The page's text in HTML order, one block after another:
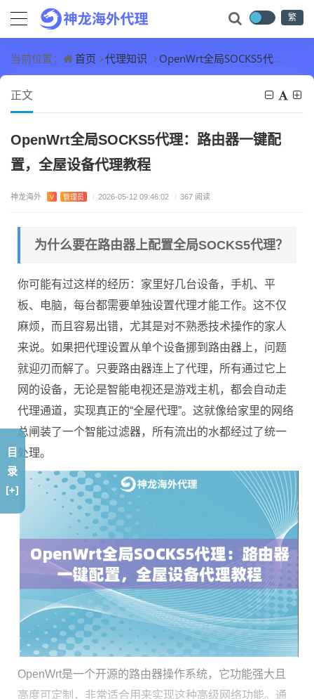
繁
当前位置： 首页 代理知识 OpenWrt全局SOCKS5代理：路由器一键配置，全屋设备代理教程
正文
OpenWrt全局SOCKS5代理：路由器一键配
置，全屋设备代理教程
神龙海外 V 管理员 / 2026-05-12 09:46:02 / 367 阅读
为什么要在路由器上配置全局SOCKS5代理？
你可能有过这样的经历：家里好几台设备，手机、平
板、电脑，每台都需要单独设置代理才能工作。这不仅
麻烦，而且容易出错，尤其是对不熟悉技术操作的家人
来说。如果把代理设置从单个设备挪到路由器上，问题
就迎刃而解了。只要路由器连上了代理，所有通过它上
网的设备，无论是智能电视还是游戏主机，都会自动走
代理通道，实现真正的“全屋代理”。这就像给家里的网络
总闸装了一个智能过滤器，所有流出的水都经过了统一
处理。
OpenWrt是一个开源的路由器操作系统，它功能强大且
高度可定制，非常适合用来实现这种高级网络功能。通
目
录
[+]